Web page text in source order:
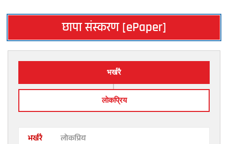
छापा संस्करण [ePaper]
भर्खरै
लाेकप्रिय
भर्खरै लोकप्रिय